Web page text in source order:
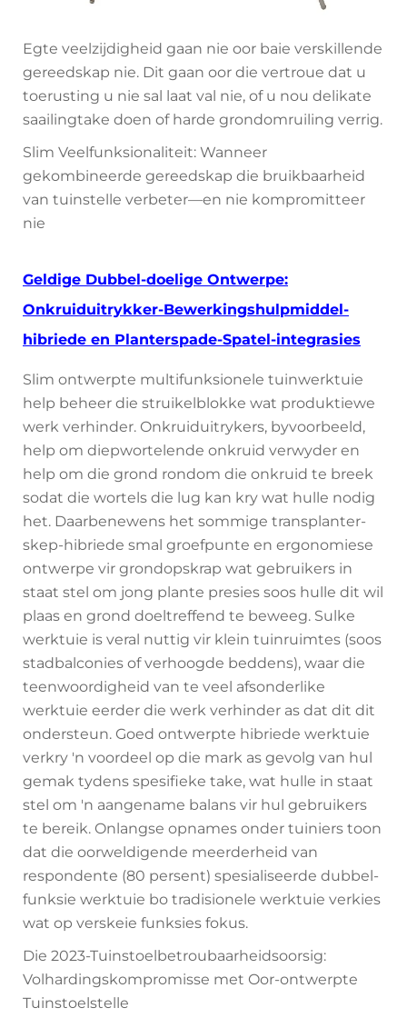
Egte veelzijdigheid gaan nie oor baie verskillende
gereedskap nie. Dit gaan oor die vertroue dat u
toerusting u nie sal laat val nie, of u nou delikate
saailingtake doen of harde grondomruiling verrig.
Slim Veelfunksionaliteit: Wanneer
gekombineerde gereedskap die bruikbaarheid
van tuinstelle verbeter—en nie kompromitteer
nie
Geldige Dubbel-doelige Ontwerpe:
Onkruiduitrykker-Bewerkingshulpmiddel-
hibriede en Planterspade-Spatel-integrasies
Slim ontwerpte multifunksionele tuinwerktuie
help beheer die struikelblokke wat produktiewe
werk verhinder. Onkruiduitrykers, byvoorbeeld,
help om diepwortelende onkruid verwyder en
help om die grond rondom die onkruid te breek
sodat die wortels die lug kan kry wat hulle nodig
het. Daarbenewens het sommige transplanter-
skep-hibriede smal groefpunte en ergonomiese
ontwerpe vir grondopskrap wat gebruikers in
staat stel om jong plante presies soos hulle dit wil
plaas en grond doeltreffend te beweeg. Sulke
werktuie is veral nuttig vir klein tuinruimtes (soos
stadbalconies of verhoogde beddens), waar die
teenwoordigheid van te veel afsonderlike
werktuie eerder die werk verhinder as dat dit dit
ondersteun. Goed ontwerpte hibriede werktuie
verkry 'n voordeel op die mark as gevolg van hul
gemak tydens spesifieke take, wat hulle in staat
stel om 'n aangename balans vir hul gebruikers
te bereik. Onlangse opnames onder tuiniers toon
dat die oorweldigende meerderheid van
respondente (80 persent) spesialiseerde dubbel-
funksie werktuie bo tradisionele werktuie verkies
wat op verskeie funksies fokus.
Die 2023-Tuinstoelbetroubaarheidsoorsig:
Volhardingskompromisse met Oor-ontwerpte
Tuinstoelstelle